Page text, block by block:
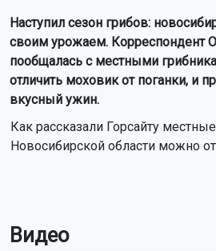
Наступил сезон грибов:
своим урожаем. Корреспондент
пообщалась с местными
отличить моховик от поганки, и
вкусный ужин.
Как рассказали Горсайту
Новосибирской области можно
Видео